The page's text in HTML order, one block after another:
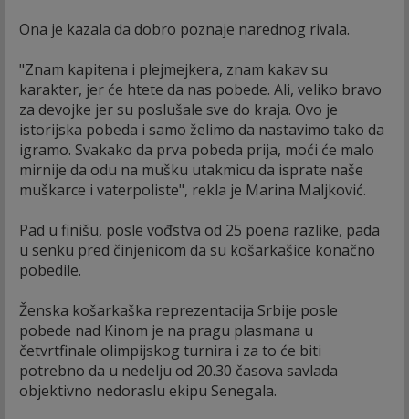
Ona je kazala da dobro poznaje narednog rivala.
"Znam kapitena i plejmejkera, znam kakav su
karakter, jer će htete da nas pobede. Ali, veliko bravo
za devojke jer su poslušale sve do kraja. Ovo je
istorijska pobeda i samo želimo da nastavimo tako da
igramo. Svakako da prva pobeda prija, moći će malo
mirnije da odu na mušku utakmicu da isprate naše
muškarce i vaterpoliste", rekla je Marina Maljković.
Pad u finišu, posle vođstva od 25 poena razlike, pada
u senku pred činjenicom da su košarkašice konačno
pobedile.
Ženska košarkaška reprezentacija Srbije posle
pobede nad Kinom je na pragu plasmana u
četvrtfinale olimpijskog turnira i za to će biti
potrebno da u nedelju od 20.30 časova savlada
objektivno nedoraslu ekipu Senegala.